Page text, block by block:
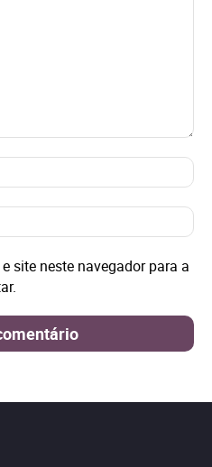
E-
site neste navegador para a